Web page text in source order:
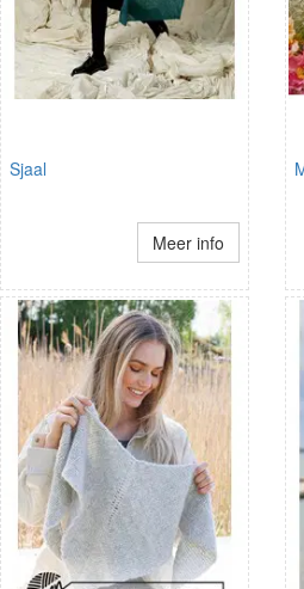
Sjaal
Meer info